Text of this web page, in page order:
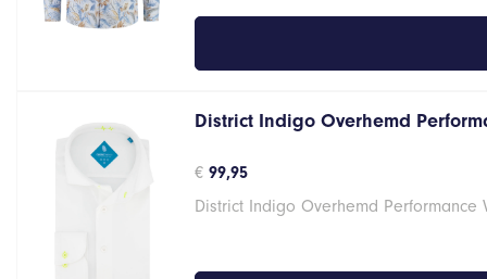
District Indigo Overhemd
€ 99,95
District Indigo Overhemd Performance